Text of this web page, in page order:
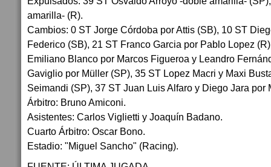
amarilla- (R).
Cambios: 0 ST Jorge Córdoba por Attis (SB), 10 ST
Federico (SB), 21 ST Franco Garcia por Pablo Lopez
Emiliano Blanco por Marcos Figueroa y Leandro
Gaviglio por Müller (SP), 35 ST Lopez Macri y Maxi
Seimandi (SP), 37 ST Juan Luis Alfaro y Diego Jara por
Árbitro: Bruno Amiconi.
Asistentes: Carlos Viglietti y Joaquín Badano.
Cuarto Árbitro: Oscar Bono.
Estadio: "Miguel Sancho" (Racing).